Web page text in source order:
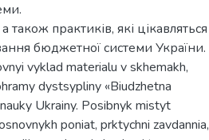
також практиків, які цікавляться
бюджетної системи України.
vyklad materialu v skhemakh,
dystsypliny «Biudzhetna
Ukrainy. Posibnyk mistyt
poniat, prktychni zavdannia,